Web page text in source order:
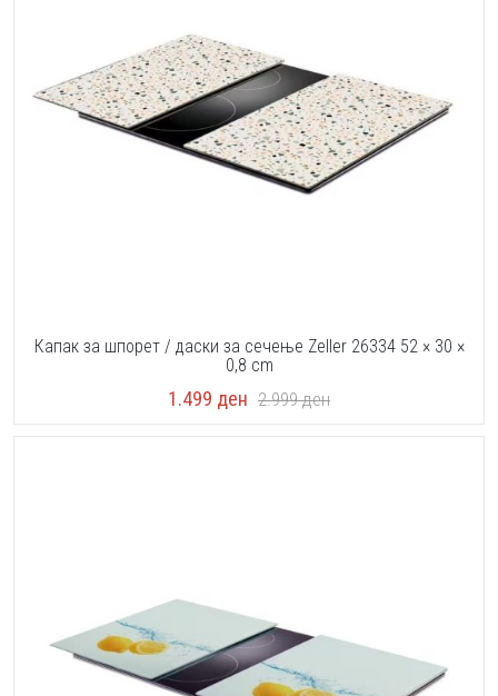
Капак за шпорет / даски за сечење Zeller 26334 52 × 30 ×
0,8 cm
1.499 ден 2.999ден